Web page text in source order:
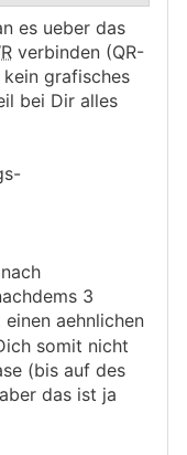
es ueber das
verbinden (QR-
grafisches
bei Dir alles
3
aehnlichen
somit nicht
(bis auf des
das ist ja